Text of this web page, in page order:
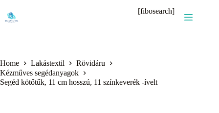
content
[fibosearch]
Home Lakástextil
Rövidáru
Kézműves segédanyagok
Segéd kötőtűk, 11 cm hosszú, 11 színkeverék -ívelt